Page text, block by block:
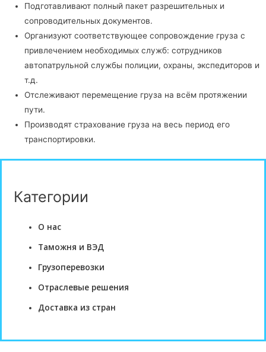
Подготавливают полный пакет разрешительных и
сопроводительных документов.
Организуют соответствующее сопровождение груза с
привлечением необходимых служб: сотрудников
автопатрульной службы полиции, охраны, экспедиторов и
т.д.
Отслеживают перемещение груза на всём протяжении
пути.
Производят страхование груза на весь период его
транспортировки.
Категории
О нас
Таможня и ВЭД
Грузоперевозки
Отраслевые решения
Доставка из стран